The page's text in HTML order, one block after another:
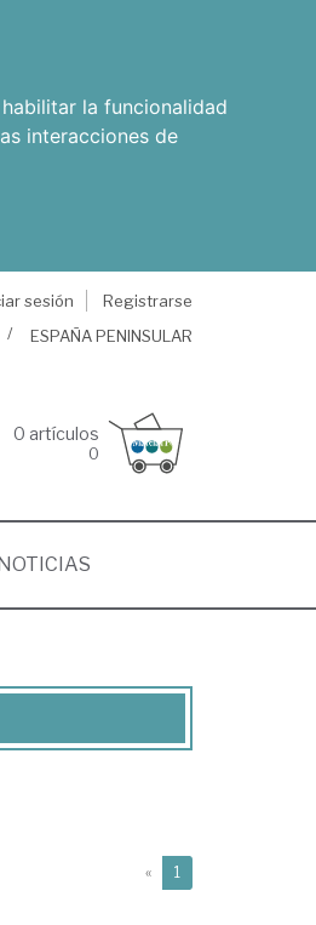
la funcionalidad
interacciones de
sesión
Registrarse
ESPAÑA PENINSULAR
0 artículos
0
« 1